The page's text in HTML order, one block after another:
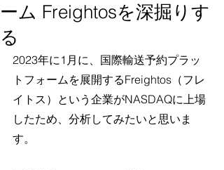
ーム Freightosを深掘りす
る
2023年に1月に、国際輸送予約プラッ
トフォームを展開するFreightos （フレ
イトス） という企業がNASDAQに上場
したため、分析してみたいと思いま
す。